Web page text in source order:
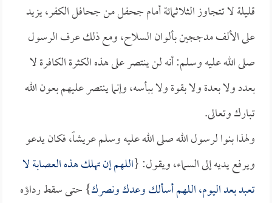
قليلة لا تتجاوز الثلاثمائة أمام جحفل من جحافل الكفر، يزيد
على الألف مدججين بألوان السلاح، ومع ذلك عرف الرسول
صلى الله عليه وسلم: أنه لن ينتصر على هذه الكثرة الكافرة لا
بعدد ولا بعدة ولا بقوة ولا ببأسه، وإنما ينتصر عليهم بعون الله
تبارك وتعالى.
ولهذا بنوا لرسول الله صلى الله عليه وسلم عريشاً، فكان يدعو
ويرفع يديه إلى السماء، ويقول: {اللهم إن تهلك هذه العصابة لا
تعبد بعد اليوم، اللهم أسألك وعدك ونصرك} حتى سقط رداؤه